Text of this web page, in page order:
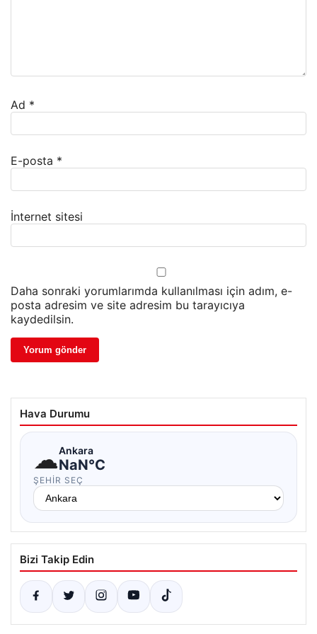
Ad *
E-posta *
İnternet sitesi
Daha sonraki yorumlarımda kullanılması için adım, e-
posta adresim ve site adresim bu tarayıcıya
kaydedilsin.
Hava Durumu
☁Ankara
NaN°C
ŞEHIR SEÇ
Bizi Takip Edin